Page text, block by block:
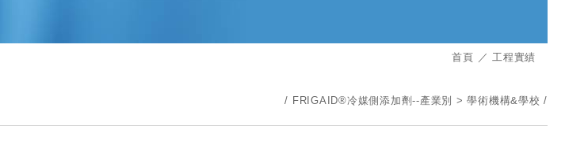
首頁 工程實績
FRIGAID®冷媒側添加劑--產業別 學術機構&學校